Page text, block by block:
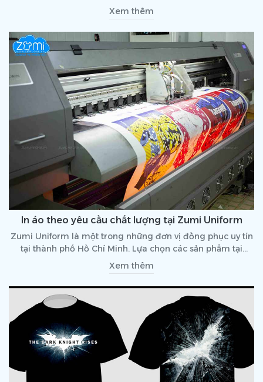
nhau, hỗ trợ khách hàng trong nhiều hoạt động. Vậy bạn
nên sử dụng dịch vụ in áo thun trong những trường hợp
nào?
Xem thêm
In áo theo yêu cầu chất lượng tại Zumi Uniform
Zumi Uniform là một trong những đơn vị đồng phục uy tín
tại thành phố Hồ Chí Minh. Lựa chọn các sản phẩm tại
Zumi, khách hàng hoàn toàn có thể an tâm về chất lượng
cũng như chủ động trong vấn đề thiết kế, mẫu mã. Hãy
cùng tìm hiểu dịch vụ in áo theo yêu cầu tại đồng phục
Xem thêm